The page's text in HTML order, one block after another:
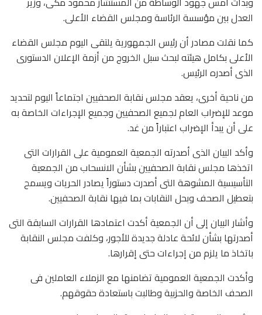
العدل بين مؤسسة الرئاسة ومجلس القضاء الأعلى.
كما نقلت مصادر أن رئيس الجمهورية يلتقى اليوم مجلس القضاء
الأعلى بكامل هيئته لبحث سبل الخروج من أزمة الإعلان الدستورى
الذى أصدره الرئيس.
من ناحية أخرى، يعقد مجلس نقابة الصحفيين اجتماعاً اليوم لتحديد
موعد للإضراب العام لجميع الصحفيين وجميع الإجراءات الخاصة به
على أن يبدأ الإضراب اعتباراً من غد.
وأكد البيان الذى أصدرته الجمعية العمومية على القرارات التى
اتخذها مجلس نقابة الصحفيين بشأن الانسحاب من الجمعية
التأسيسية المشوهة التى أصدرت دستوراً يصادر الحريات ويسمح
بتعطيل الصحف وبحل النقابات بما فيها نقابة الصحفيين.
وأشار البيان إلى أن الجمعية أكدت اعتمادها القرارات السابقة التى
أصدرتها بشأن لائحة عادلة جديدة للأجور، وكلفت مجلس النقابة
باتخاذ ما يلزم من إجراءات حتى إقرارها.
وأكدت الجمعية العمومية تضامنها مع الزملاء العاملين فى
الصحف الخاصة والحزبية وطالبت باستعادة حقوقهم.